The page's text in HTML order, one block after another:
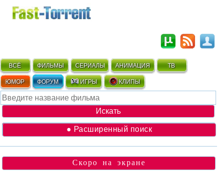
ВСЁ ФИЛЬМЫ СЕРИАЛЫ АНИМАЦИЯ ТВ
ЮМОР ФОРУМ ИГРЫ КЛИПЫ
● Расширенный поиск
Скоро на экране